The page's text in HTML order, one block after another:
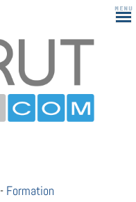
- Formation